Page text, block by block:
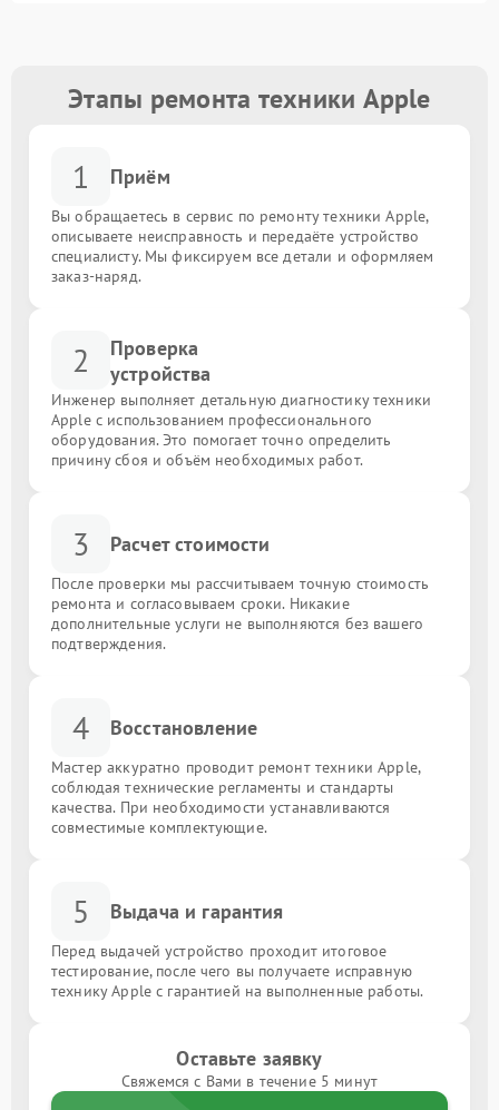
Этапы ремонта техники Apple
1 Приём
Вы обращаетесь в сервис по ремонту техники Apple,
описываете неисправность и передаёте устройство
специалисту. Мы фиксируем все детали и оформляем
заказ-наряд.
2
Проверка
устройства
Инженер выполняет детальную диагностику техники
Apple с использованием профессионального
оборудования. Это помогает точно определить
причину сбоя и объём необходимых работ.
3 Расчет стоимости
После проверки мы рассчитываем точную стоимость
ремонта и согласовываем сроки. Никакие
дополнительные услуги не выполняются без вашего
подтверждения.
4 Восстановление
Мастер аккуратно проводит ремонт техники Apple,
соблюдая технические регламенты и стандарты
качества. При необходимости устанавливаются
совместимые комплектующие.
5 Выдача и гарантия
Перед выдачей устройство проходит итоговое
тестирование, после чего вы получаете исправную
технику Apple с гарантией на выполненные работы.
Оставьте заявку
Свяжемся с Вами в течение 5 минут